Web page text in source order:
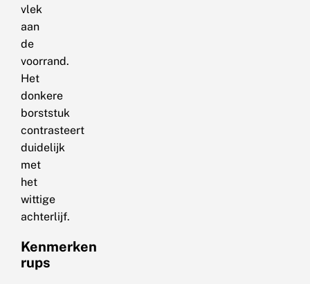
vlek
aan
de
voorrand.
Het
donkere
borststuk
contrasteert
duidelijk
met
het
wittige
achterlijf.
Kenmerken
rups